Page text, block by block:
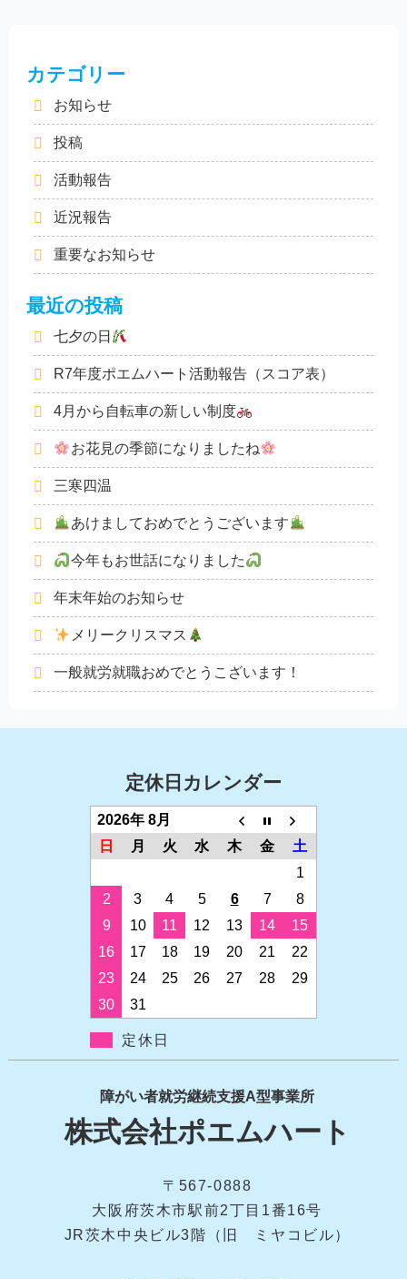
カテゴリー
お知らせ
投稿
活動報告
近況報告
重要なお知らせ
最近の投稿
七夕の日
R7年度ポエムハート活動報告（スコア表）
4月から自転車の新しい制度
お花見の季節になりましたね
三寒四温
あけましておめでとうございます
今年もお世話になりました
年末年始のお知らせ
メリークリスマス
一般就労就職おめでとうこざいます！
定休日カレンダー
2026年 8月
日
月 火 水 木 金
土
1
2
3 4 5 6 7
8
9
10 11 12 13 14
15
16
17 18 19 20 21
22
23
24 25 26 27 28
29
30
31
定休日
障がい者就労継続支援A型事業所
株式会社ポエムハート
〒567-0888
大阪府茨木市駅前2丁目1番16号
JR茨木中央ビル3階（旧 ミヤコビル）